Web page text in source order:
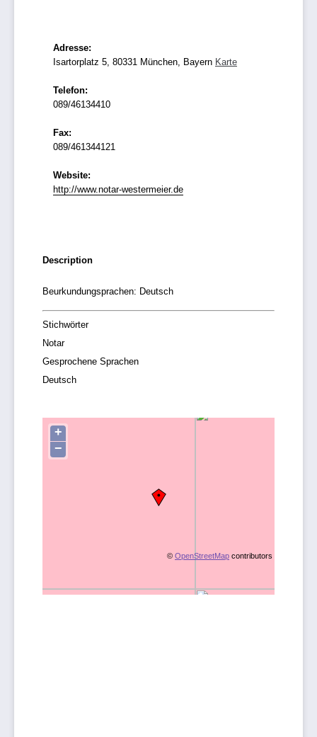
Adresse:
Isartorplatz 5, 80331 München, Bayern Karte
Telefon:
089/46134410
Fax:
089/461344121
Website:
http://www.notar-westermeier.de
Description
Beurkundungsprachen: Deutsch
Stichwörter
Notar
Gesprochene Sprachen
Deutsch
+
−
© OpenStreetMap contributors